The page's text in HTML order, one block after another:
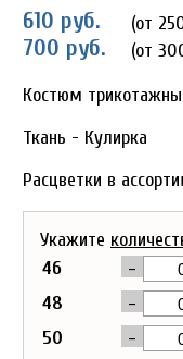
610 руб. (от
700 руб.
(от
Костюм
Ткань - Кулирка
Расцветки в
Укажите
46
-
48
-
50
-